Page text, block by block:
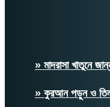
» মাদরাসা খাতুনে
» কুরআন পড়ুন ও